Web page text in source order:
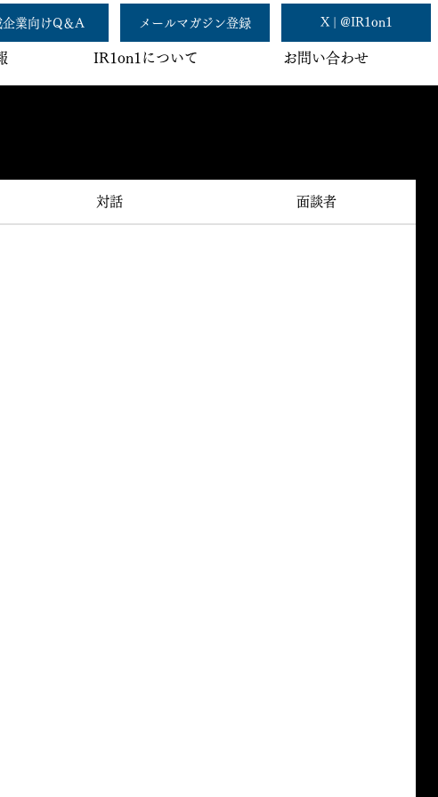
IR1on1について お問い合わせ
企業向けQ＆A メールマガジン登録 X | @IR1on1
対話 面談者